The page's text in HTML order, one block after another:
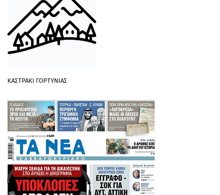
ΚΑΣΤΡΑΚΙ ΓΟΡΤΥΝΙΑΣ